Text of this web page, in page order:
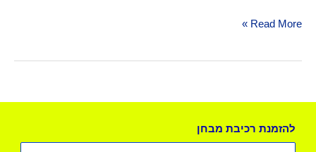
Read More »
להזמנת רכיבת מבחן